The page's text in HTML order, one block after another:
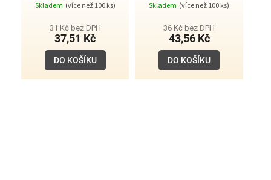
Skladem (více než 100 ks)
31 Kč bez DPH
37,51 Kč
DO KOŠÍKU
Skladem (více než 100 ks)
36 Kč bez DPH
43,56 Kč
DO KOŠÍKU